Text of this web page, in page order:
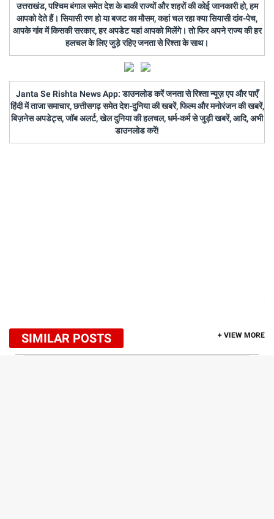
उत्तराखंड, पश्चिम बंगाल समेत देश के बाकी राज्यों और शहरों की कोई जानकारी हो, हम
आपको देते हैं। सियासी रण हो या बजट का मौसम, कहां चल रहा क्या सियासी दांव-पेच,
आपके गांव में किसकी सरकार, हर अपडेट यहां आपको मिलेंगे। तो फिर अपने राज्य की हर
हलचल के लिए जुड़े रहिए जनता से रिश्ता के साथ।
Janta Se Rishta News App: डाउनलोड करें जनता से रिश्ता न्यूज़ एप और पाएँ
हिंदी में ताजा समाचार, छत्तीसगढ़ समेत देश-दुनिया की खबरें, फिल्म और मनोरंजन की खबरें,
बिज़नेस अपडेट्स, जॉब अलर्ट, खेल दुनिया की हलचल, धर्म-कर्म से जुड़ी खबरें, आदि, अभी
डाउनलोड करें!
SIMILAR POSTS + VIEW MORE